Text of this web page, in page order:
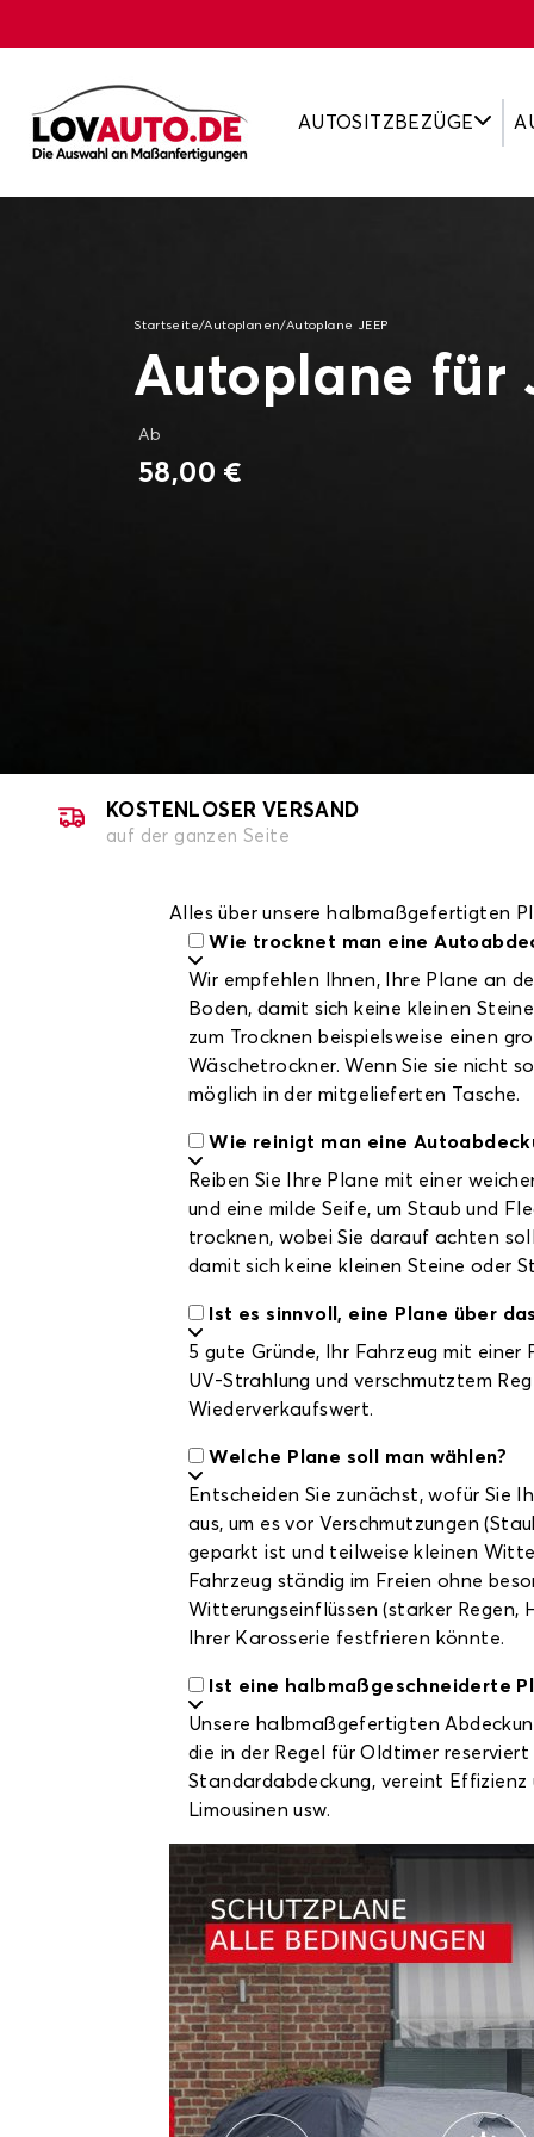
AUTOSITZBEZÜGE
Startseite/Autoplanen/Autoplane JEEP
Autoplane für
Ab
58,00 €
KOSTENLOSER VERSAND
auf der ganzen Seite
Alles über unsere halbmaßgefertigten
Wie trocknet man eine
Wir empfehlen Ihnen, Ihre Plane an
Boden, damit sich keine kleinen
zum Trocknen beispielsweise einen
Wäschetrockner. Wenn Sie sie nicht
möglich in der mitgelieferten Tasche.
Wie reinigt man eine
Reiben Sie Ihre Plane mit einer
und eine milde Seife, um Staub und
trocknen, wobei Sie darauf achten
damit sich keine kleinen Steine oder
Ist es sinnvoll, eine Plane über
5 gute Gründe, Ihr Fahrzeug mit
UV-Strahlung und verschmutztem
Wiederverkaufswert.
Welche Plane soll man wählen?
Entscheiden Sie zunächst, wofür Sie
aus, um es vor Verschmutzungen
geparkt ist und teilweise kleinen
Fahrzeug ständig im Freien ohne
Witterungseinflüssen (starker Regen,
Ihrer Karosserie festfrieren könnte.
Ist eine halbmaßgeschneiderte
Unsere halbmaßgefertigten
die in der Regel für Oldtimer
Standardabdeckung, vereint Effizienz
Limousinen usw.